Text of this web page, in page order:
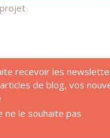
recevoir les
de blog, vos
ne le souhaite pas